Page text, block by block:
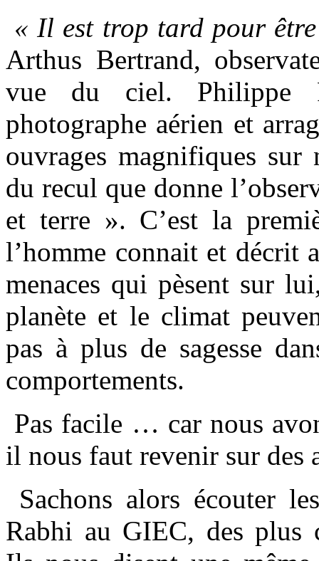
« Il est trop tard pour être
Arthus Bertrand,
vue du ciel. Philippe
photographe aérien et
ouvrages magnifiques
du recul que donne
et terre ». C’est la
l’homme connait et décrit
menaces qui pèsent sur
planète et le climat
pas à plus de sagesse
comportements.
Pas facile … car nous
il nous faut revenir sur des
Sachons alors écouter
Rabhi au GIEC, des plus